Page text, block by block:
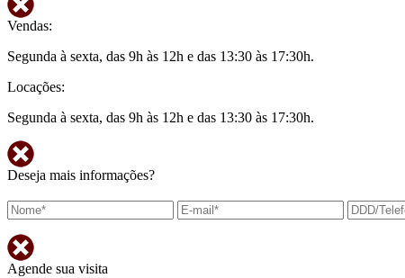
Vendas:
Segunda à sexta, das 9h às 12h e das 13:30 às 17:30h.
Locações:
Segunda à sexta, das 9h às 12h e das 13:30 às 17:30h.
Deseja mais informações?
Agende sua visita